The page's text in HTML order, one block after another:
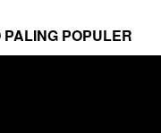
PALING POPULER